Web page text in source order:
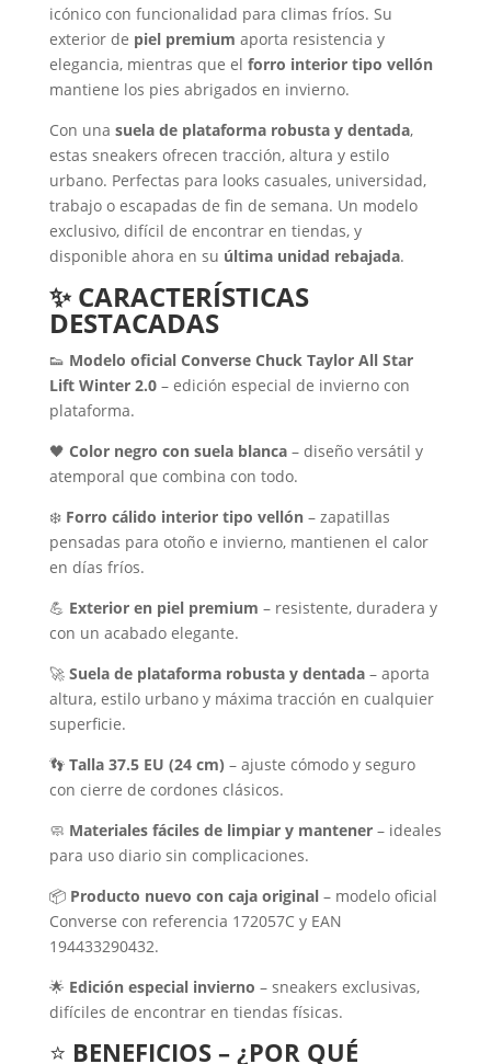
icónico con funcionalidad para climas fríos. Su
exterior de piel premium aporta resistencia y
elegancia, mientras que el forro interior tipo vellón
mantiene los pies abrigados en invierno.
Con una suela de plataforma robusta y dentada,
estas sneakers ofrecen tracción, altura y estilo
urbano. Perfectas para looks casuales, universidad,
trabajo o escapadas de fin de semana. Un modelo
exclusivo, difícil de encontrar en tiendas, y
disponible ahora en su última unidad rebajada.
✨ CARACTERÍSTICAS
DESTACADAS
👟 Modelo oficial Converse Chuck Taylor All Star
Lift Winter 2.0– edición especial de invierno con
plataforma.
🖤 Color negro con suela blanca– diseño versátil y
atemporal que combina con todo.
❄️ Forro cálido interior tipo vellón– zapatillas
pensadas para otoño e invierno, mantienen el calor
en días fríos.
💪 Exterior en piel premium – resistente, duradera y
con un acabado elegante.
🚀 Suela de plataforma robusta y dentada– aporta
altura, estilo urbano y máxima tracción en cualquier
superficie.
👣 Talla 37.5 EU (24 cm) – ajuste cómodo y seguro
con cierre de cordones clásicos.
🧼 Materiales fáciles de limpiar y mantener– ideales
para uso diario sin complicaciones.
📦 Producto nuevo con caja original– modelo oficial
Converse con referencia 172057C y EAN
194433290432.
🌟 Edición especial invierno – sneakers exclusivas,
difíciles de encontrar en tiendas físicas.
⭐ BENEFICIOS – ¿POR QUÉ